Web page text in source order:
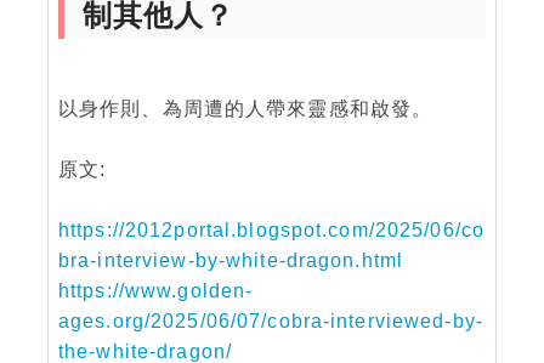
制其他人？
以身作則、為周遭的人帶來靈感和啟發。
原文:
https://2012portal.blogspot.com/2025/06/co
bra-interview-by-white-dragon.html
https://www.golden-
ages.org/2025/06/07/cobra-interviewed-by-
the-white-dragon/